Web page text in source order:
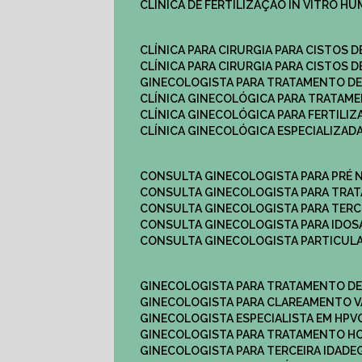
CLÍNICA DE FERTILIZAÇÃO IN VITRO
CLÍNICA PARA CIRURGIA PARA CISTOS
CLÍNICA PARA CIRURGIA PARA CISTOS
GINECOLOGISTA PARA TRATAMENTO
CLÍNICA GINECOLÓGICA PARA
CLÍNICA GINECOLÓGICA PARA
CLÍNICA GINECOLÓGICA
CONSULTA GINECOLOGISTA PARA PRÉ
CONSULTA GINECOLOGISTA PARA
CONSULTA GINECOLOGISTA PARA
CONSULTA GINECOLOGISTA PARA
CONSULTA GINECOLOGISTA
GINECOLOGISTA PARA TRATAMENTO
GINECOLOGISTA PARA CLAREAMENTO
GINECOLOGISTA ESPECIALISTA EM HPV
GINECOLOGISTA PARA TRATAMENTO
GINECOLOGISTA PARA TERCEIRA IDADE